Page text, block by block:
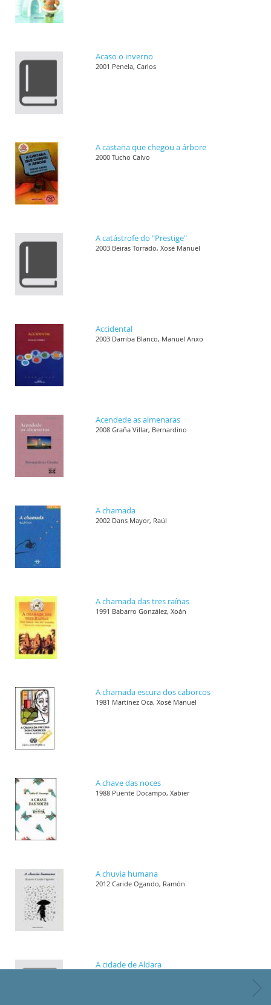
Acaso o inverno
2001 Penela, Carlos
A castaña que chegou a árbore
2000 Tucho Calvo
A catástrofe do "Prestige"
2003 Beiras Torrado, Xosé Manuel
Accidental
2003 Darriba Blanco, Manuel Anxo
Acendede as almenaras
2008 Graña Villar, Bernardino
A chamada
2002 Dans Mayor, Raúl
A chamada das tres raíñas
1991 Babarro González, Xoán
A chamada escura dos caborcos
1981 Martínez Oca, Xosé Manuel
A chave das noces
1988 Puente Docampo, Xabier
A chuvia humana
2012 Caride Ogando, Ramón
A cidade de Aldara